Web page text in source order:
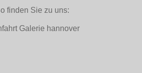
finden Sie zu uns: